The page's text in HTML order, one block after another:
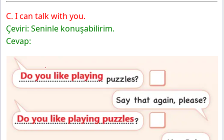
C. I can talk with you.
Çeviri: Seninle konuşabilirim.
Cevap: